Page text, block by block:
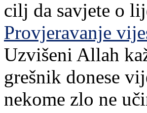
cilj da savjete o
Provjeravanje
Uzvišeni Allah
grešnik donese
nekome zlo ne